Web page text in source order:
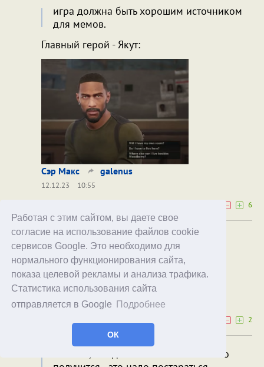
Работая с этим сайтом, вы даете свое
согласие на использование файлов cookie
сервисов Google. Это необходимо для
нормального функционирования сайта,
показа целевой рекламы и анализа трафика.
Статистика использования сайта
отправляется в Google
Подробнее
ОК
игра должна быть хорошим источником
для мемов.
Главный герой - Якут:
Сэр Макс galenus
12.12.23
10:55
6
Просто огонь!
Такое г., что даже с мемами не особо
получится - это надо постараться.
galenus Сэр Макс
12.12.23
11:22
2
Такое г., что даже с мемами не особо